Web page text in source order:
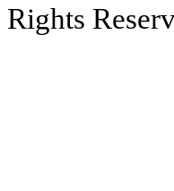
Rights